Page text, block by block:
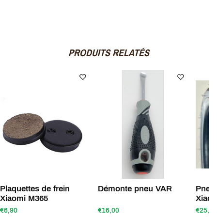
PRODUITS RELATÉS
Plaquettes de frein
Xiaomi M365
€6,90
Démonte pneu VAR
€16,00
Pneu CST
€25,00